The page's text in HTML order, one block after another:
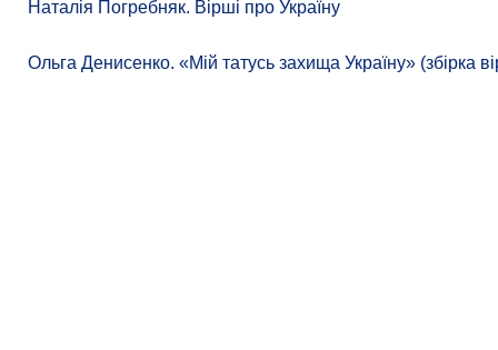
Наталія Погребняк. Вірші про Україну
Ольга Денисенко. «Мій татусь захища Україну» (збірка